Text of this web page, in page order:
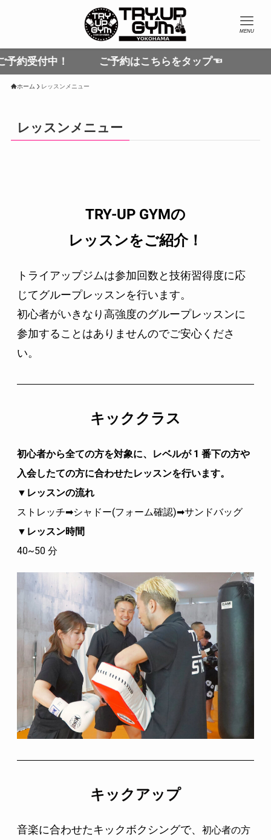
受付中！ ご予約はこちらをタップ☜
ホーム レッスンメニュー
レッスンメニュー
TRY-UP GYMの
レッスンをご紹介！
トライアップジムは参加回数と技術習得度に応
じてグループレッスンを行います。
初心者がいきなり高強度のグループレッスンに
参加することはありませんのでご安心くださ
い。
キッククラス
初心者から全ての方を対象に、レベルが 1 番下の方や
入会したての方に合わせたレッスンを行います。
▼レッスンの流れ
ストレッチ➡シャドー(フォーム確認)➡サンドバッグ
▼レッスン時間
40~50 分
キックアップ
音楽に合わせたキックボクシングで、 初心者の方